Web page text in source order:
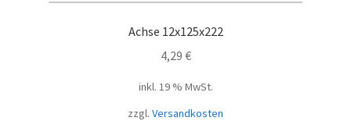
Achse 12x125x222
4,29 €
inkl. 19 % MwSt.
zzgl. Versandkosten